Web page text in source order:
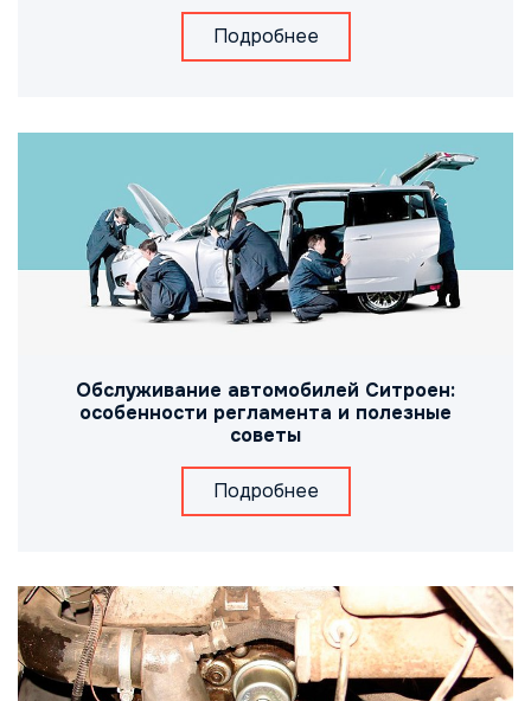
Подробнее
Обслуживание автомобилей Ситроен:
особенности регламента и полезные
советы
Подробнее